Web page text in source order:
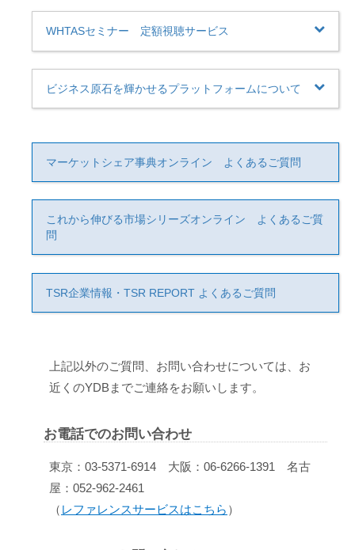
WHTASセミナー 定額視聴サービス
ビジネス原石を輝かせるプラットフォームについて
マーケットシェア事典オンライン よくあるご質問
これから伸びる市場シリーズオンライン よくあるご質
問
TSR企業情報・TSR REPORT よくあるご質問
上記以外のご質問、お問い合わせについては、お
近くのYDBまでご連絡をお願いします。
お電話でのお問い合わせ
東京：03-5371-6914 大阪：06-6266-1391 名古
屋：052-962-2461
（ レファレンスサービスはこちら ）